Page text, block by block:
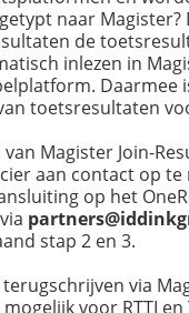
naar Magister?
de
inlezen in
Daarmee
toetsresultaten
Magister Join-
aan contact op te
op het
stap 2 en 3.
via
voor RTTI en